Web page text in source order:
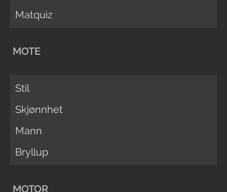
Matquiz
MOTE
Stil
Skjønnhet
Mann
Bryllup
MOTOR